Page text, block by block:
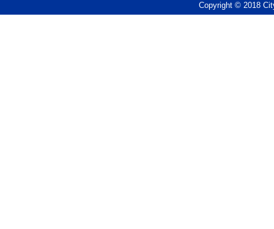
Copyright © 2018